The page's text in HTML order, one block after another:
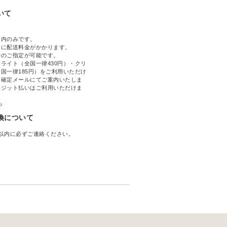
て
のみです。
配送料金がかかります。
ご指定が可能です。
イト（全国一律430円）・クリ
一律185円）をご利用いただけ
定メールにてご案内いたしま
ット払いはご利用いただけま
について
内に必ずご連絡ください。